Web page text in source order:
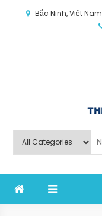
Bắc Ninh, Việt Nam
Thế Giới